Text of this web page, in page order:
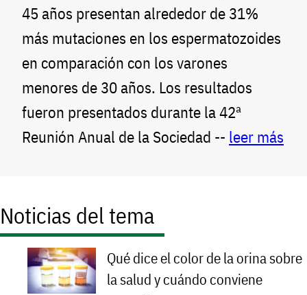
45 años presentan alrededor de 31%
más mutaciones en los espermatozoides
en comparación con los varones
menores de 30 años. Los resultados
fueron presentados durante la 42ª
Reunión Anual de la Sociedad -- leer más
Noticias del tema
Qué dice el color de la orina sobre
la salud y cuándo conviene